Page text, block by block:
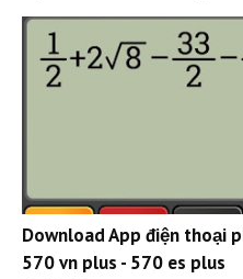
Download App điện thoại
570 vn plus - 570 es plus